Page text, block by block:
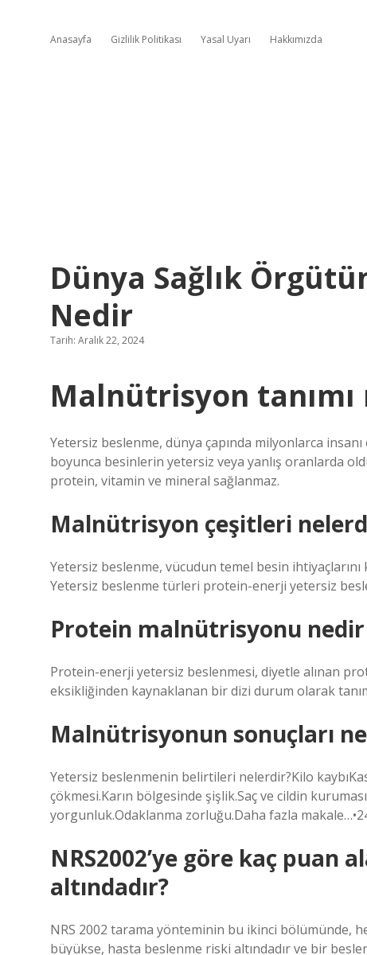
Anasayfa Gizlilik Politikası Yasal Uyarı Hakkımızda
Dünya Sağlık
Nedir
Tarih: Aralık 22, 2024
Malnütrisyon tanımı
Yetersiz beslenme, dünya çapında milyonlarca
boyunca besinlerin yetersiz veya yanlış oranlarda
protein, vitamin ve mineral sağlanmaz.
Malnütrisyon çeşitleri
Yetersiz beslenme, vücudun temel besin
Yetersiz beslenme türleri protein-enerji yetersiz
Protein malnütrisyonu nedir
Protein-enerji yetersiz beslenmesi, diyetle alınan
eksikliğinden kaynaklanan bir dizi durum olarak
Malnütrisyonun sonuçları
Yetersiz beslenmenin belirtileri nelerdir?Kilo
çökmesi.Karın bölgesinde şişlik.Saç ve cildin
yorgunluk.Odaklanma zorluğu.Daha fazla
NRS2002’ye göre kaç
altındadır?
NRS 2002 tarama yönteminin bu ikinci bölümünde,
büyükse, hasta beslenme riski altındadır ve bir